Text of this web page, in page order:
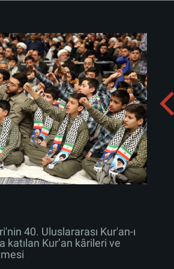
40. Uluslararası Kur'an-ı Kerim
Kur’an kârileri ve hafızlarını kabul
Albümü indirin:
40. Uluslararası Kur'an-ı
katılan Kur’an kârileri ve